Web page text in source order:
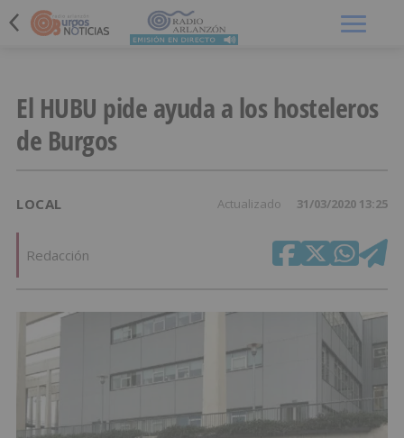
El HUBU pide ayuda a los hosteleros
de Burgos
LOCAL Actualizado 31/03/2020 13:25
Redacción